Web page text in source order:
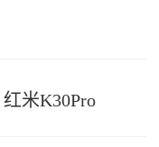
米K30Pro